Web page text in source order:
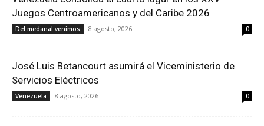
Juegos Centroamericanos y del Caribe 2026
Del medanal venimos 8 agosto, 2026 0
José Luis Betancourt asumirá el Viceministerio de
Servicios Eléctricos
Venezuela 8 agosto, 2026 0